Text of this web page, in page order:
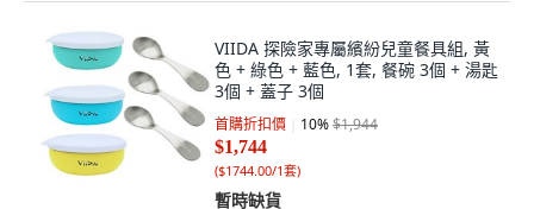
VIIDA 探險家專屬繽紛兒童餐具組, 黃
色 + 綠色 + 藍色, 1套, 餐碗 3個 + 湯匙
3個 + 蓋子 3個
首購折扣價 10%$1,944
$1,744
($1744.00/1套)
暫時缺貨